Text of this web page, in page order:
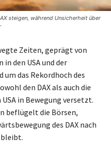
steigen, während Unsicherheit über
Zeiten, geprägt von
den USA und der
das Rekordhoch des
den DAX als auch die
in Bewegung versetzt.
beflügelt die Börsen,
des DAX nach